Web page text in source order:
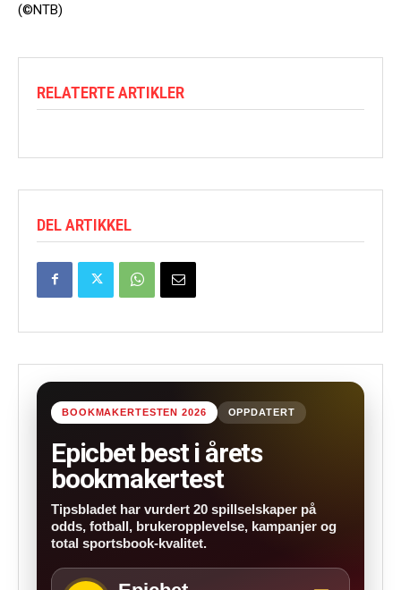
(©NTB)
RELATERTE ARTIKLER
DEL ARTIKKEL
BOOKMAKERTESTEN 2026 OPPDATERT
Epicbet best i årets
bookmakertest
Tipsbladet har vurdert 20 spillselskaper på
odds, fotball, brukeropplevelse, kampanjer og
total sportsbook-kvalitet.